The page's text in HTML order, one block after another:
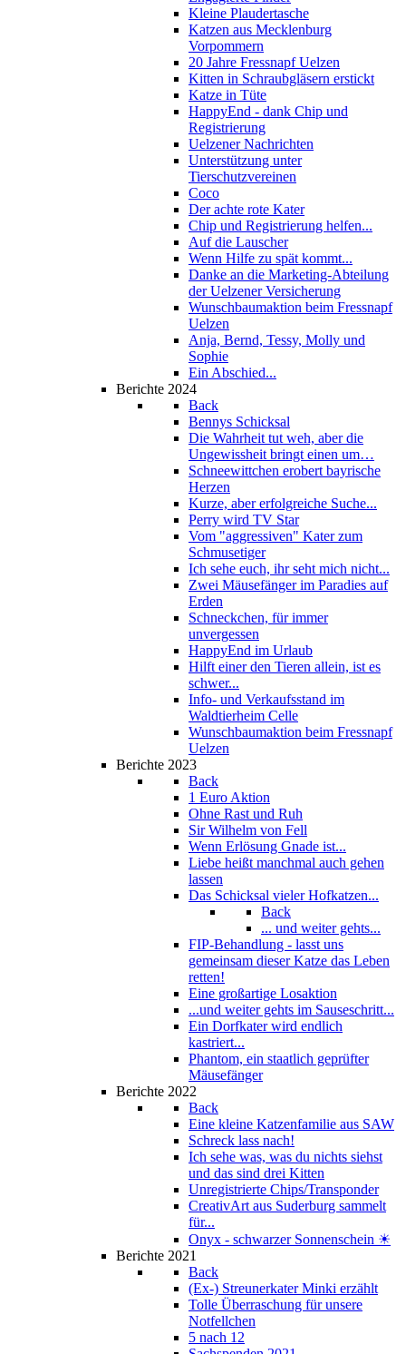
Kleine Plaudertasche
Katzen aus Mecklenburg
Vorpommern
20 Jahre Fressnapf Uelzen
Kitten in Schraubgläsern erstickt
Katze in Tüte
HappyEnd - dank Chip und
Registrierung
Uelzener Nachrichten
Unterstützung unter
Tierschutzvereinen
Coco
Der achte rote Kater
Chip und Registrierung helfen...
Auf die Lauscher
Wenn Hilfe zu spät kommt...
Danke an die Marketing-Abteilung
der Uelzener Versicherung
Wunschbaumaktion beim Fressnapf
Uelzen
Anja, Bernd, Tessy, Molly und
Sophie
Ein Abschied...
Berichte 2024
Back
Bennys Schicksal
Die Wahrheit tut weh, aber die
Ungewissheit bringt einen um…
Schneewittchen erobert bayrische
Herzen
Kurze, aber erfolgreiche Suche...
Perry wird TV Star
Vom "aggressiven" Kater zum
Schmusetiger
Ich sehe euch, ihr seht mich nicht...
Zwei Mäusefänger im Paradies auf
Erden
Schneckchen, für immer
unvergessen
HappyEnd im Urlaub
Hilft einer den Tieren allein, ist es
schwer...
Info- und Verkaufsstand im
Waldtierheim Celle
Wunschbaumaktion beim Fressnapf
Uelzen
Berichte 2023
Back
1 Euro Aktion
Ohne Rast und Ruh
Sir Wilhelm von Fell
Wenn Erlösung Gnade ist...
Liebe heißt manchmal auch gehen
lassen
Das Schicksal vieler Hofkatzen...
Back
... und weiter gehts...
FIP-Behandlung - lasst uns
gemeinsam dieser Katze das Leben
retten!
Eine großartige Losaktion
...und weiter gehts im Sauseschritt...
Ein Dorfkater wird endlich
kastriert...
Phantom, ein staatlich geprüfter
Mäusefänger
Berichte 2022
Back
Eine kleine Katzenfamilie aus SAW
Schreck lass nach!
Ich sehe was, was du nichts siehst
und das sind drei Kitten
Unregistrierte Chips/Transponder
CreativArt aus Suderburg sammelt
für...
Onyx - schwarzer Sonnenschein ☀
Berichte 2021
Back
(Ex-) Streunerkater Minki erzählt
Tolle Überraschung für unsere
Notfellchen
5 nach 12